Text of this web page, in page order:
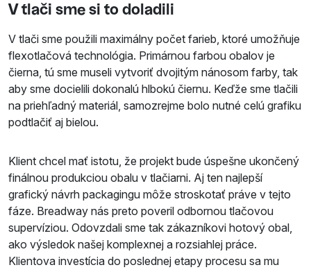
V tlači sme si to doladili
V tlači sme použili maximálny počet farieb, ktoré umožňuje
flexotlačová technológia. Primárnou farbou obalov je
čierna, tú sme museli vytvoriť dvojitým nánosom farby, tak
aby sme docielili dokonalú hlbokú čiernu. Keďže sme tlačili
na priehľadný materiál, samozrejme bolo nutné celú grafiku
podtlačiť aj bielou.
Klient chcel mať istotu, že projekt bude úspešne ukončený
finálnou produkciou obalu v tlačiarni. Aj ten najlepší
grafický návrh packagingu môže stroskotať práve v tejto
fáze. Breadway nás preto poveril odbornou tlačovou
supervíziou. Odovzdali sme tak zákazníkovi hotový obal,
ako výsledok našej komplexnej a rozsiahlej práce.
Klientova investícia do poslednej etapy procesu sa mu